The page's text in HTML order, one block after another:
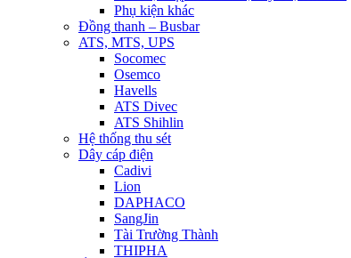
Phụ kiện khác
Đồng thanh – Busbar
ATS, MTS, UPS
Socomec
Osemco
Havells
ATS Divec
ATS Shihlin
Hệ thống thu sét
Dây cáp điện
Cadivi
Lion
DAPHACO
SangJin
Tài Trường Thành
THIPHA